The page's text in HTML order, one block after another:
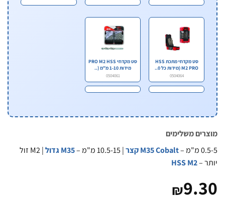
סט מקדחי מתכת HSS
M2 PRO (מידות כל 0..
סט מקדחי PRO M2 HSS
משלימים
M35 Cobalt קצר | 10.5-15 מ"מ – M35 גדול
| M2 זול
–
HSS M2
₪